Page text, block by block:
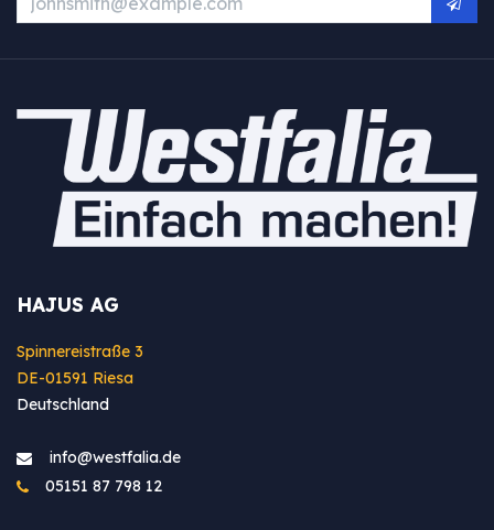
HAJUS AG
Spinnereistraße 3
DE-01591 Riesa
Deutschland
info@westfa​lia.de
05151 87 798 12